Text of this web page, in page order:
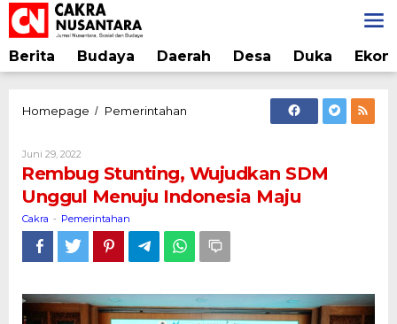
Lewati
ke
konten
Berita Budaya Daerah Desa Duka
Homepage / Pemerintahan
Unggul
Menuju
Maju
Juni 29, 2022
Rembug Stunting, Wujudkan SDM
Unggul Menuju Indonesia Maju
Cakra - Pemerintahan